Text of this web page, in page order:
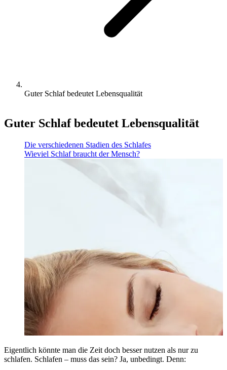
Guter Schlaf bedeutet Lebensqualität
Guter Schlaf bedeutet Lebensqualität
Die verschiedenen Stadien des Schlafes
Wieviel Schlaf braucht der Mensch?
Eigentlich könnte man die Zeit doch besser nutzen als nur zu
schlafen. Schlafen – muss das sein? Ja, unbedingt. Denn: